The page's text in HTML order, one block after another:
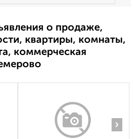
о продаже,
квартиры, комнаты,
коммерческая
›